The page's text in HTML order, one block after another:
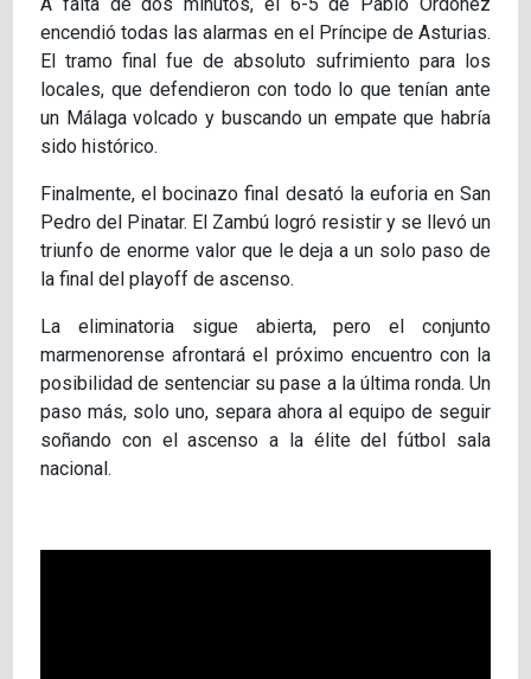
encendió todas las alarmas en el Príncipe de Asturias.
El tramo final fue de absoluto sufrimiento para los
locales, que defendieron con todo lo que tenían ante
un Málaga volcado y buscando un empate que habría
sido histórico.
Finalmente, el bocinazo final desató la euforia en San
Pedro del Pinatar. El Zambú logró resistir y se llevó un
triunfo de enorme valor que le deja a un solo paso de
la final del playoff de ascenso.
La eliminatoria sigue abierta, pero el conjunto
marmenorense afrontará el próximo encuentro con la
posibilidad de sentenciar su pase a la última ronda. Un
paso más, solo uno, separa ahora al equipo de seguir
soñando con el ascenso a la élite del fútbol sala
nacional.